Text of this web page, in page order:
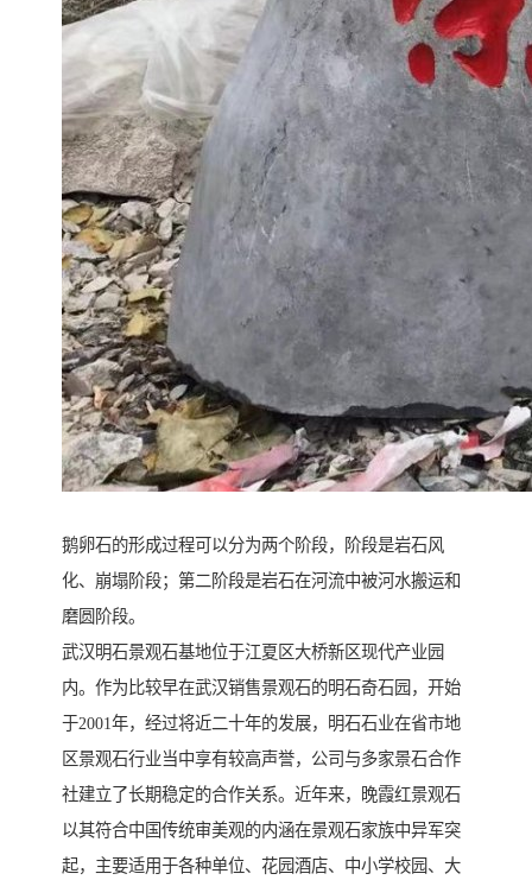
鹅卵石的形成过程可以分为两个阶段，阶段是岩石风
化、崩塌阶段；第二阶段是岩石在河流中被河水搬运和
磨圆阶段。
武汉明石景观石基地位于江夏区大桥新区现代产业园
内。作为比较早在武汉销售景观石的明石奇石园，开始
于2001年，经过将近二十年的发展，明石石业在省市地
区景观石行业当中享有较高声誉，公司与多家景石合作
社建立了长期稳定的合作关系。近年来，晚霞红景观石
以其符合中国传统审美观的内涵在景观石家族中异军突
起，主要适用于各种单位、花园酒店、中小学校园、大